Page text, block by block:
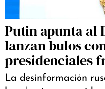
Putin apunta al
lanzan bulos
presidenciales
La desinformación